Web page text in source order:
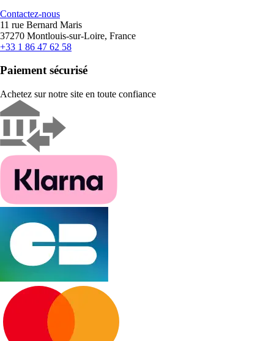
Contactez-nous
11 rue Bernard Maris
37270 Montlouis-sur-Loire, France
+33 1 86 47 62 58
Paiement sécurisé
Achetez sur notre site en toute confiance